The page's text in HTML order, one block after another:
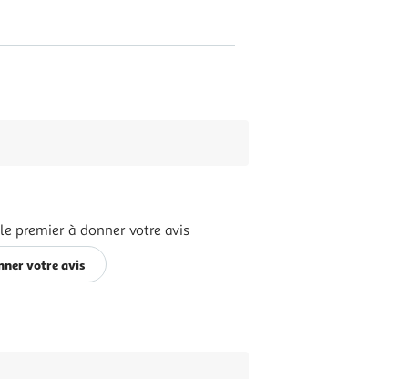
premier à donner votre avis
votre avis